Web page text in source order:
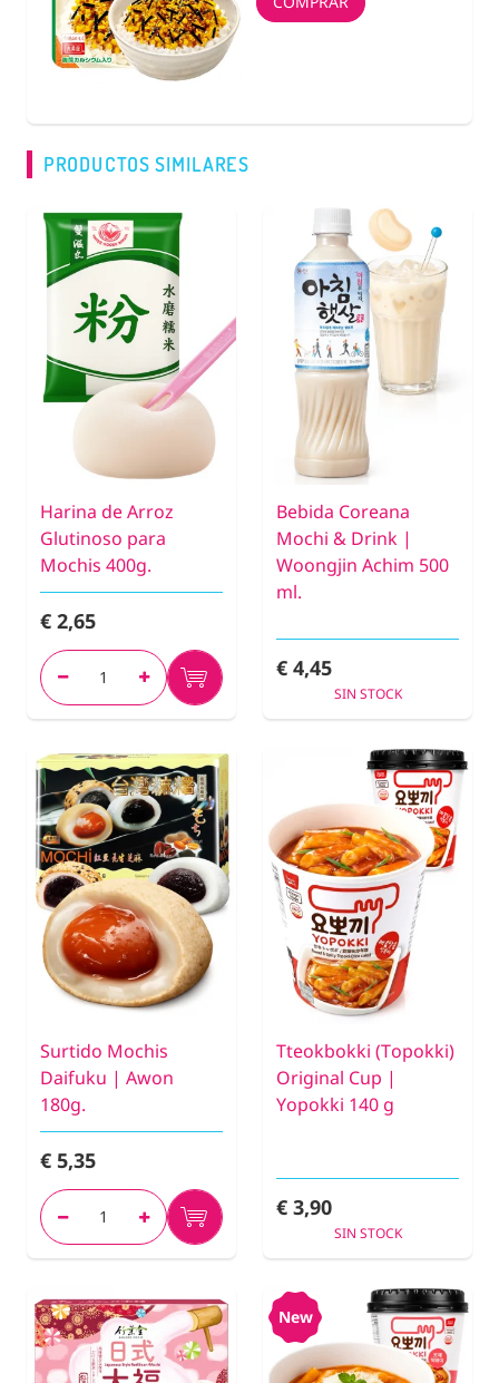
COMPRAR
PRODUCTOS SIMILARES
Harina de Arroz
Glutinoso para
Mochis 400g.
€ 2,65
Bebida Coreana
Mochi & Drink |
Woongjin Achim 500
ml.
€ 4,45
SIN STOCK
Surtido Mochis
Daifuku | Awon
180g.
€ 5,35
Tteokbokki (Topokki)
Original Cup |
Yopokki 140 g
€ 3,90
SIN STOCK
New